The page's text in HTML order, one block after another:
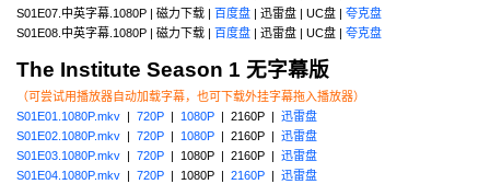
S01E07.中英字幕.1080P | 磁力下载 | 百度盘 | 迅雷盘 | UC盘 | 夸克盘
S01E08.中英字幕.1080P | 磁力下载 | 百度盘 | 迅雷盘 | UC盘 | 夸克盘
The Institute Season 1 无字幕版
（可尝试用播放器自动加载字幕，也可下载外挂字幕拖入播放器）
S01E01.1080P.mkv | 720P | 1080P | 2160P | 迅雷盘
S01E02.1080P.mkv | 720P | 1080P | 2160P | 迅雷盘
S01E03.1080P.mkv | 720P | 1080P | 2160P | 迅雷盘
S01E04.1080P.mkv | 720P | 1080P | 2160P | 迅雷盘